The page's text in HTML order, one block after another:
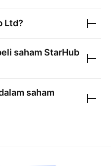
Ltd?
saham StarHub
saham